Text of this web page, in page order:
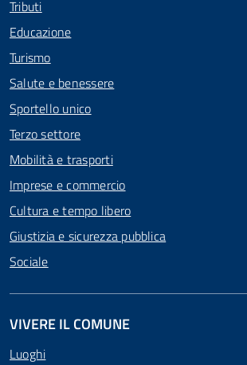
Tributi
Educazione
Turismo
Salute e benessere
Sportello unico
Terzo settore
Mobilità e trasporti
Imprese e commercio
Cultura e tempo libero
Giustizia e sicurezza pubblica
Sociale
VIVERE IL COMUNE
Luoghi